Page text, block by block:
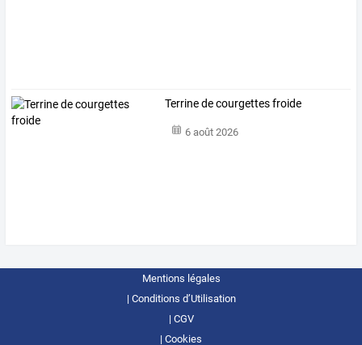
Terrine de courgettes froide
6 août 2026
Mentions légales
Conditions d’Utilisation
CGV
Cookies